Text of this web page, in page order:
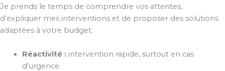
Je prends le temps de comprendre vos attentes,
d’expliquer mes interventions et de proposer des solutions
adaptées à votre budget.
Réactivité :intervention rapide, surtout en cas
d’urgence.